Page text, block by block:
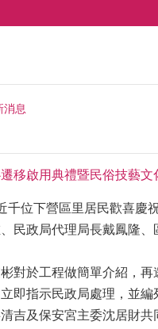
消息
移啟用典禮暨民俗技藝文
千位下營區里居民歡喜慶
民政局代理局長戴鳳隆
對於工程做簡單介紹，
即指示民政局處理，並
吉及保安宮主委沈居財